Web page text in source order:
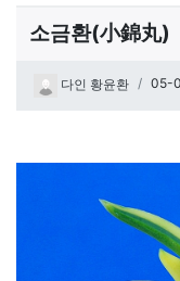
소금환(小錦丸)
페이지 정보
다인 황윤환 작성
05-